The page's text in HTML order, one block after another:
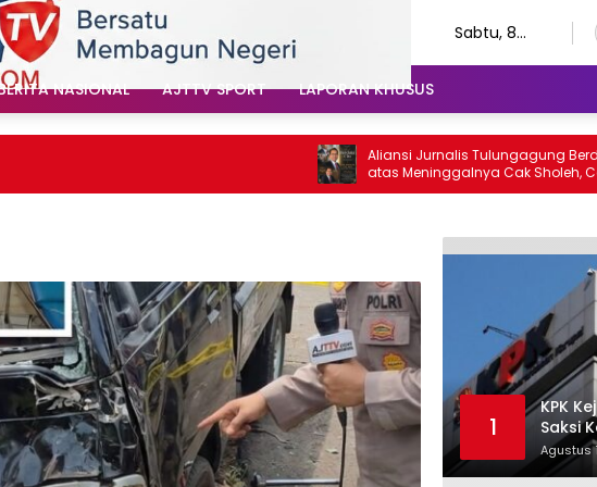
Sabtu, 8
NASIONAL AJTTV SPORT LAPORAN KHUSUS
Aliansi Jurnalis Tulungagung Berduka
atas Meninggalnya Cak Sholeh, Catur
Santoso: “Beliau Pejuang Keadilan yang
1
KPK
Saksi
Hibah
Agustus